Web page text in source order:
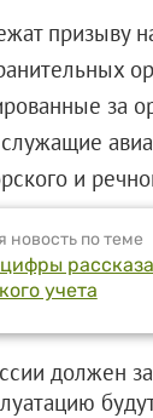
призыву
за
и
новость по теме
учета
должен